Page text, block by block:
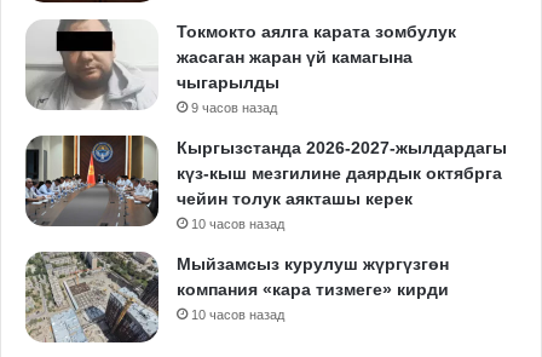
Токмокто аялга карата зомбулук
жасаган жаран үй камагына
чыгарылды
9 часов назад
Кыргызстанда 2026-2027-жылдардагы
күз-кыш мезгилине даярдык октябрга
чейин толук аякташы керек
10 часов назад
Мыйзамсыз курулуш жүргүзгөн
компания «кара тизмеге» кирди
10 часов назад